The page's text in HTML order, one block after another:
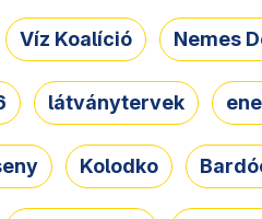
Víz Koalíció Nemes
látványtervek
Kolodko